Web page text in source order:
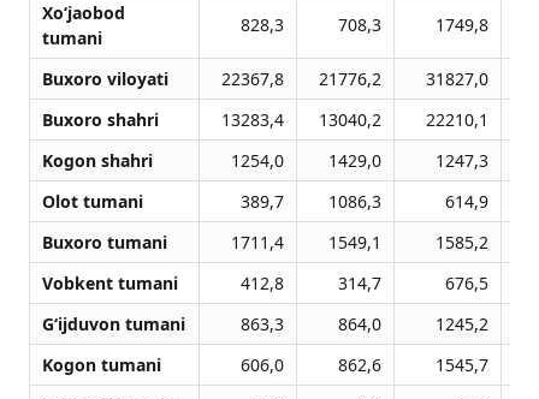
Xo‘jaobod
tumani
828,3 708,3 1749,8
Buxoro viloyati 22367,8 21776,2 31827,0
Buxoro shahri
13283,4 13040,2 22210,1
Kogon shahri
1254,0 1429,0
1247,3
Olot tumani
389,7 1086,3
614,9
Buxoro tumani
1711,4 1549,1
1585,2
Vobkent tumani
412,8 314,7
676,5
G‘ijduvon tumani
863,3 864,0
1245,2
Kogon tumani
606,0 862,6
1545,7